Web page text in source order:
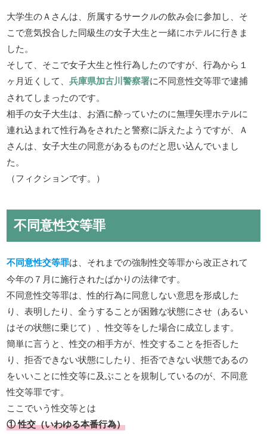
大学生のＡさんは、所属するサークルの飲み会に参加し、そ
こで意気投合した同級生の女子大生と一緒にホテルに行きま
した。
そして、そこで女子大生と性行為したのですが、行為から１
ヶ月近くして、兵庫県加古川警察署に不同意性交等罪で逮捕
されてしまったのです。
相手の女子大生は、お酒に酔っていたのに無理矢理ホテルに
連れ込まれて性行為をされたと警察に訴えたようですが、Ａ
さんは、女子大生の同意があるものだと思い込んでいまし
た。
（フィクションです。）
不同意性交等罪
不同意性交等罪は、それまでの強制性交等罪から改正されて
今年の７月に施行されたばかりの法律です。
不同意性交等罪は、性的行為に同意しない意思を形成した
り、表明したり、全うすることが困難な状態にさせ（あるい
はその状態に乗じて）、性交等をした場合に成立します。
簡単に言うと、性交の相手方が、性交することを拒否した
り、拒否できない状態にしたり、拒否できない状態であるの
をいいことに性交等に及ぶことを規制しているのが、不同意
性交等罪です。
ここでいう性交等とは
① 性交（いわゆる本番行為）